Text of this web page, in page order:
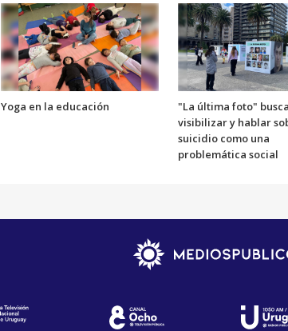
Yoga en la educación
"La última foto" busca
visibilizar y hablar
suicidio como una
problemática social